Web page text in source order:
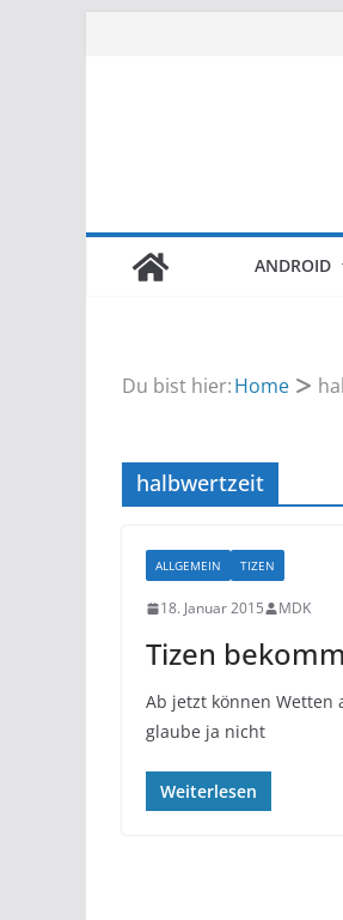
ANDROID
Du bist hier:Home
halbwertzeit
ALLGEMEIN TIZEN
18. Januar 2015 MDK
Tizen
Ab jetzt können Wetten
glaube ja nicht
Weiterlesen